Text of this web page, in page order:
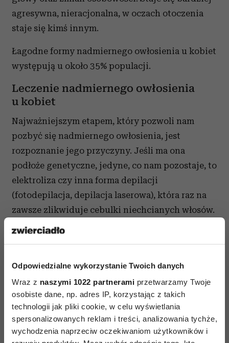
Odpowiedzialne wykorzystanie Twoich danych
Wraz z naszymi 1022 partnerami przetwarzamy Twoje
osobiste dane, np. adres IP, korzystając z takich
technologii jak pliki cookie, w celu wyświetlania
spersonalizowanych reklam i treści, analizowania tychże,
wychodzenia naprzeciw oczekiwaniom użytkowników i
agresywna, nieracjonalna, w oczach otoczenia
staje się kimś innym.
Łagodne formy nadmiernego owłosienia u kobiet
występują u około 35% populacji.
Leczenie nadmiernego owłosienia
u kobiet
Najważniejszym etapem, który pozwoli nam
pozbyć się nadmiernego owłosienia, jest
rozpoznanie jego przyczyny. Jeśli ma ona
podłoże genetyczne, jedyne, co nam pozostaje, to
elektroliza czy inna forma depilacji
(fotodepilacja, depilacja laserowa), która raz na
zawsze zlikwiduje cebulki niechcianych włosów.